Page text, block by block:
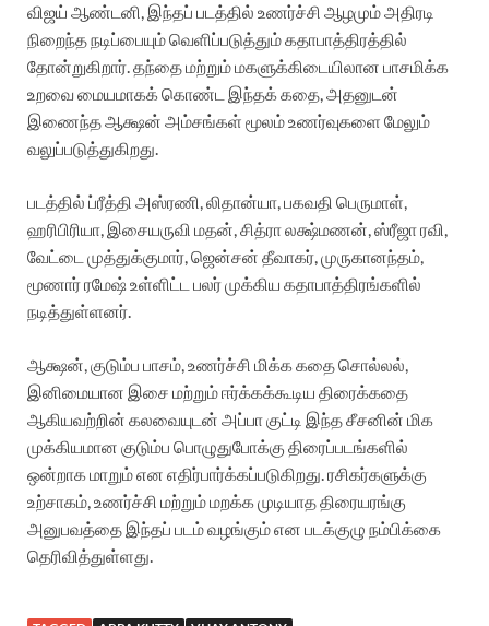
விஜய் ஆண்டனி, இந்தப் படத்தில் உணர்ச்சி ஆழமும் அதிரடி
நிறைந்த நடிப்பையும் வெளிப்படுத்தும் கதாபாத்திரத்தில்
தோன்றுகிறார். தந்தை மற்றும் மகளுக்கிடையிலான பாசமிக்க
உறவை மையமாகக் கொண்ட இந்தக் கதை, அதனுடன்
இணைந்த ஆக்ஷன் அம்சங்கள் மூலம் உணர்வுகளை மேலும்
வலுப்படுத்துகிறது.
படத்தில் ப்ரீத்தி அஸ்ரணி, லிதான்யா, பகவதி பெருமாள்,
ஹரிபிரியா, இசையருவி மதன், சித்ரா லக்ஷ்மணன், ஸ்ரீஜா ரவி,
வேட்டை முத்துக்குமார், ஜென்சன் தீவாகர், முருகானந்தம்,
மூணார் ரமேஷ் உள்ளிட்ட பலர் முக்கிய கதாபாத்திரங்களில்
நடித்துள்ளனர்.
ஆக்ஷன், குடும்ப பாசம், உணர்ச்சி மிக்க கதை சொல்லல்,
இனிமையான இசை மற்றும் ஈர்க்கக்கூடிய திரைக்கதை
ஆகியவற்றின் கலவையுடன் அப்பா குட்டி இந்த சீசனின் மிக
முக்கியமான குடும்ப பொழுதுபோக்கு திரைப்படங்களில்
ஒன்றாக மாறும் என எதிர்பார்க்கப்படுகிறது. ரசிகர்களுக்கு
உற்சாகம், உணர்ச்சி மற்றும் மறக்க முடியாத திரையரங்கு
அனுபவத்தை இந்தப் படம் வழங்கும் என படக்குழு நம்பிக்கை
தெரிவித்துள்ளது.